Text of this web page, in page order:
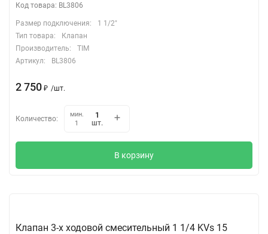
Код товара: BL3806
Размер подключения:
1 1/2"
Тип товара:
Клапан
Производитель:
TIM
Артикул:
BL3806
2 750 ₽ /шт.
Количество:
мин.
1
шт.
В корзину
Клапан 3-х ходовой смесительный 1 1/4 KVs 15